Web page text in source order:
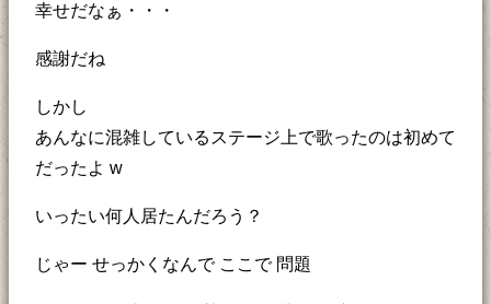
幸せだなぁ・・・
感謝だね
しかし
あんなに混雑しているステージ上で歌ったのは初めて
だったよ w
いったい何人居たんだろう？
じゃー せっかくなんで ここで 問題